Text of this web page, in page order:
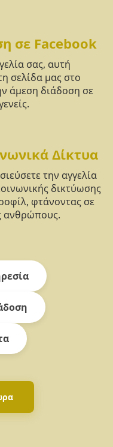
σε Facebook
σας, αυτή
σελίδα μας στο
άμεση διάδοση σε
Δίκτυα
την αγγελία
δικτύωσης
φτάνοντας σε
ανθρώπους.